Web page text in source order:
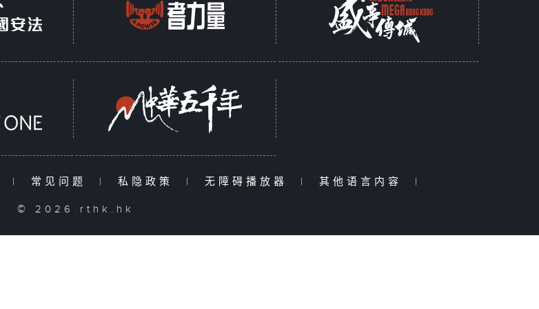
| 常见问题 | 私隐政策 | 无障碍播放器 | 其他语言内容 |
© 2026 rthk.hk